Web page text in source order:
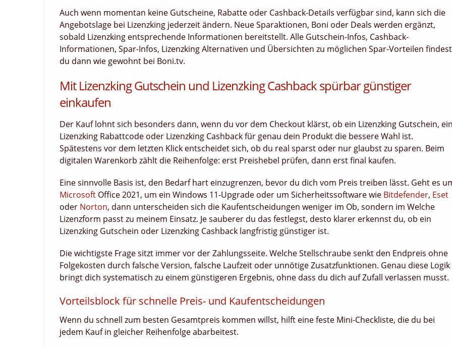
Auch wenn momentan keine Gutscheine, Rabatte oder Cashback-Details verfügbar sind, kann sich die
Angebotslage bei Lizenzking jederzeit ändern. Neue Sparaktionen, Boni oder Deals werden ergänzt,
sobald Lizenzking entsprechende Informationen bereitstellt. Alle Gutschein-Infos, Cashback-
Informationen, Spar-Infos, Lizenzking Alternativen und Übersichten zu möglichen Spar-Vorteilen findest
du dann wie gewohnt bei Boni.tv.
Mit Lizenzking Gutschein und Lizenzking Cashback spürbar günstiger
einkaufen
Der Kauf lohnt sich besonders dann, wenn du vor dem Checkout klärst, ob ein Lizenzking Gutschein,
Lizenzking Rabattcode oder Lizenzking Cashback für genau dein Produkt die bessere Wahl ist.
Spätestens vor dem letzten Klick entscheidet sich, ob du real sparst oder nur glaubst zu sparen. Beim
digitalen Warenkorb zählt die Reihenfolge: erst Preishebel prüfen, dann erst final kaufen.
Eine sinnvolle Basis ist, den Bedarf hart einzugrenzen, bevor du dich vom Preis treiben lässt. Geht es
Microsoft Office 2021, um ein Windows 11-Upgrade oder um Sicherheitssoftware wie Bitdefender, Eset
oder Norton, dann unterscheiden sich die Kaufentscheidungen weniger im Ob, sondern im Welche
Lizenzform passt zu meinem Einsatz. Je sauberer du das festlegst, desto klarer erkennst du, ob ein
Lizenzking Gutschein oder Lizenzking Cashback langfristig günstiger ist.
Die wichtigste Frage sitzt immer vor der Zahlungsseite. Welche Stellschraube senkt den Endpreis ohne
Folgekosten durch falsche Version, falsche Laufzeit oder unnötige Zusatzfunktionen. Genau diese Logik
bringt dich systematisch zu einem günstigeren Ergebnis, ohne dass du dich auf Zufall verlassen musst.
Vorteilsblock für schnelle Preis- und Kaufentscheidungen
Wenn du schnell zum besten Gesamtpreis kommen willst, hilft eine feste Mini-Checkliste, die du bei
jedem Kauf in gleicher Reihenfolge abarbeitest.